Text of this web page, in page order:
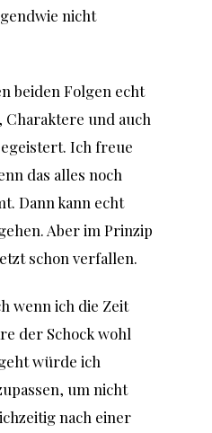
nicht
beiden Folgen echt
und auch
Ich freue
das alles noch
Dann kann echt
Aber im Prinzip
schon verfallen.
wenn ich die Zeit
der Schock wohl
würde ich
um nicht
nach einer